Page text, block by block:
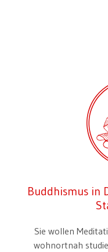
Buddhismus in
Sie wollen
wohnortnah